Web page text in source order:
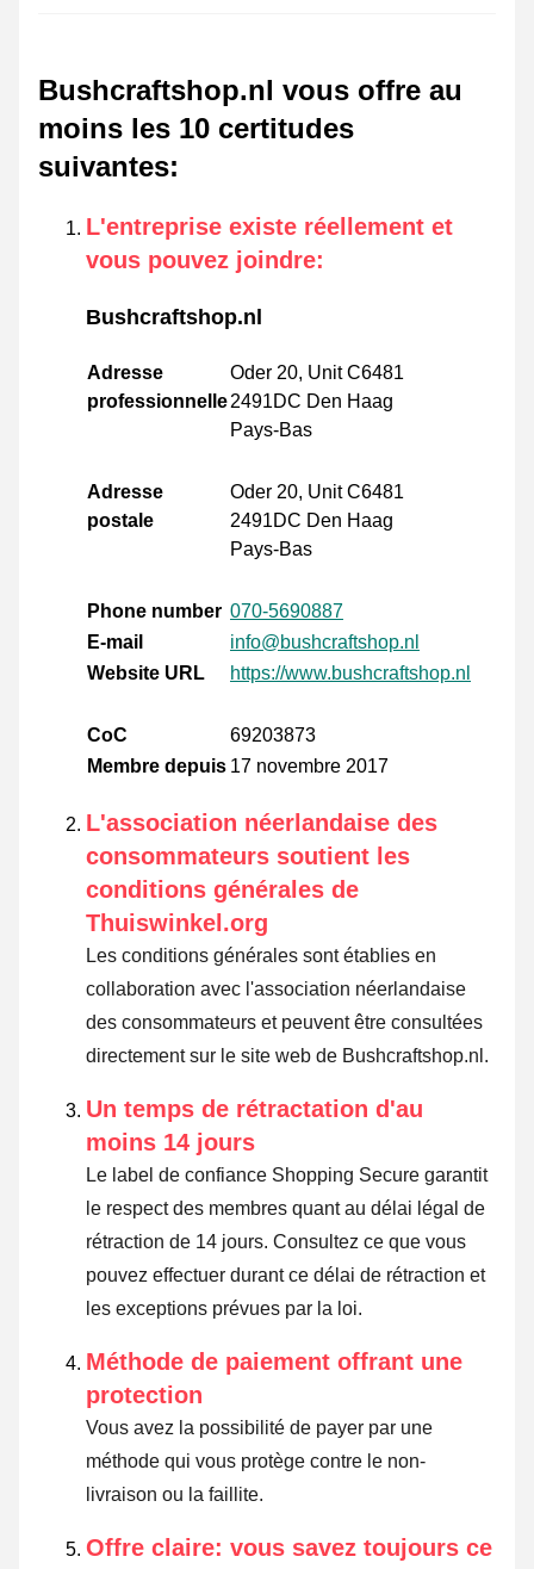
Bushcraftshop.nl vous offre au
moins les 10 certitudes
suivantes:
L'entreprise existe réellement et
vous pouvez joindre:
Bushcraftshop.nl
Adresse
professionnelle
Oder 20, Unit C6481
2491DC Den Haag
Pays-Bas
Adresse
postale
Oder 20, Unit C6481
2491DC Den Haag
Pays-Bas
Phone number 070-5690887
E-mail
info@bushcraftshop.nl
Website URL
https://www.bushcraftshop.nl
CoC
69203873
Membre depuis 17 novembre 2017
L'association néerlandaise des
consommateurs soutient les
conditions générales de
Thuiswinkel.org
Les conditions générales sont établies en
collaboration avec l'association néerlandaise
des consommateurs et peuvent être consultées
directement sur le site web de Bushcraftshop.nl.
Un temps de rétractation d'au
moins 14 jours
Le label de confiance Shopping Secure garantit
le respect des membres quant au délai légal de
rétraction de 14 jours. Consultez ce que vous
pouvez effectuer durant ce délai de rétraction et
les exceptions prévues par la loi.
Méthode de paiement offrant une
protection
Vous avez la possibilité de payer par une
méthode qui vous protège contre le non-
livraison ou la faillite.
Offre claire: vous savez toujours ce